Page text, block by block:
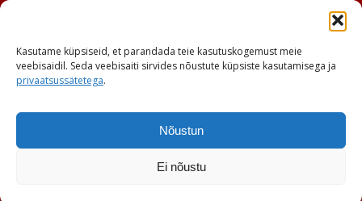
Kasutame küpsiseid, et parandada teie kasutuskogemust meie
veebisaidil. Seda veebisaiti sirvides nõustute küpsiste kasutamisega ja
privaatsussätetega.
Nõustun
Ei nõustu
Telefon: +372 601 2017
© ESA 2026